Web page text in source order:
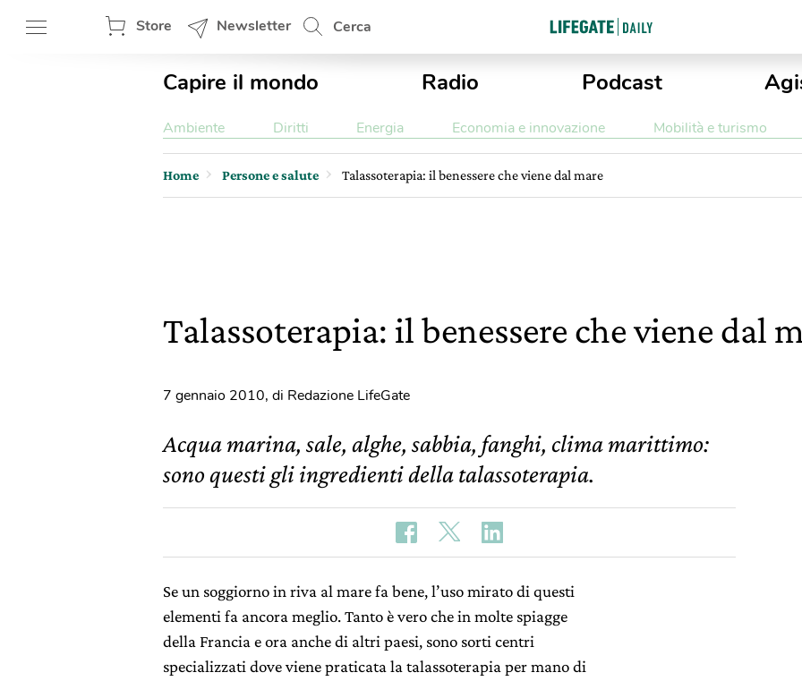
Store Newsletter Cerca
Capire il mondo Radio Podcast
Ambiente Diritti Energia Economia e innovazione Mobilità e turismo
Home Persone e salute Talassoterapia: il benessere che viene dal mare
Talassoterapia: il benessere che viene dal
7 gennaio 2010, di Redazione LifeGate
Acqua marina, sale, alghe, sabbia, fanghi, clima marittimo:
sono questi gli ingredienti della talassoterapia.
Se un soggiorno in riva al mare fa bene, l’uso mirato di questi
elementi fa ancora meglio. Tanto è vero che in molte spiagge
della Francia e ora anche di altri paesi, sono sorti centri
specializzati dove viene praticata la talassoterapia per mano di